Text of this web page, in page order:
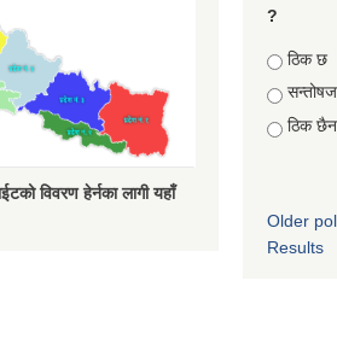
विवरण हेर्नका लागी यहाँ
?
Choices
ठिक छ
ठिक छैन
Older
Results